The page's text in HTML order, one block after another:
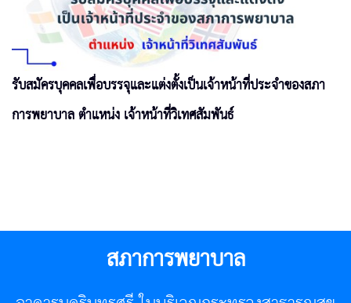
รับสมัครบุคคลเพื่อบรรจุและแต่งตั้งเป็นเจ้าหน้าที่ประจำของสภา
การพยาบาล ตำแหน่ง เจ้าหน้าที่วิเทศสัมพันธ์
สภาการพยาบาล